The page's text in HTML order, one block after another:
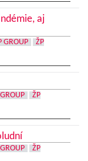
aj
GROUP
ŽP
ŽP
ŽP